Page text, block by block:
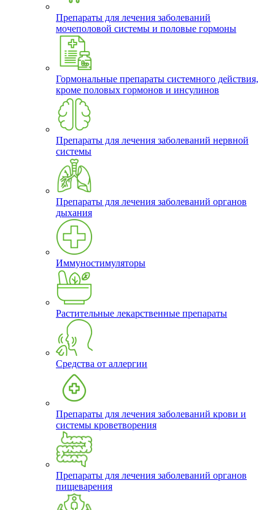
Препараты для лечения заболеваний
мочеполовой системы и половые гормоны
Гормональные препараты системного действия,
кроме половых гормонов и инсулинов
Препараты для лечения заболеваний нервной
системы
Препараты для лечения заболеваний органов
дыхания
Иммуностимуляторы
Растительные лекарственные препараты
Средства от аллергии
Препараты для лечения заболеваний крови и
системы кроветворения
Препараты для лечения заболеваний органов
пищеварения